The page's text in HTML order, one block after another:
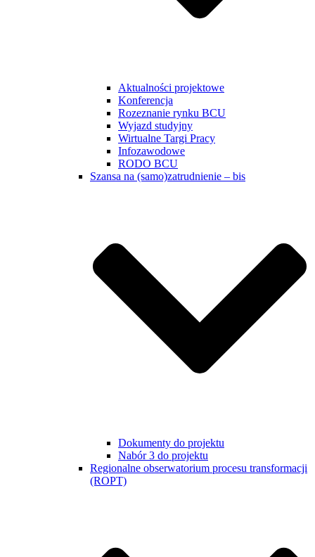
Aktualności projektowe
Konferencja
Rozeznanie rynku BCU
Wyjazd studyjny
Wirtualne Targi Pracy
Infozawodowe
RODO BCU
Szansa na (samo)zatrudnienie – bis
Dokumenty do projektu
Nabór 3 do projektu
Regionalne obserwatorium procesu transformacji
(ROPT)